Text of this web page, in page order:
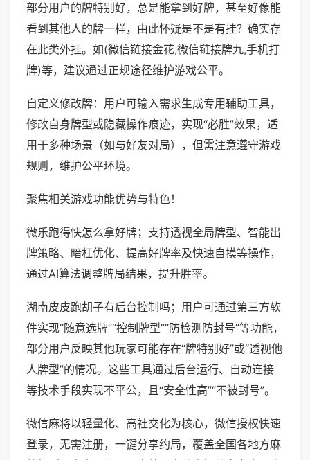
部分用户的牌特别好，总是能拿到好牌，甚至好像能
看到其他人的牌一样，由此怀疑是不是有挂？确实存
在此类外挂。如(微信链接金花,微信链接牌九,手机打
牌)等，建议通过正规途径维护游戏公平。
自定义修改牌：用户可输入需求生成专用辅助工具，
修改自身牌型或隐藏操作痕迹，实现“必胜”效果，适
用于多种场景（如与好友对局），但需注意遵守游戏
规则，维护公平环境。
聚焦相关游戏功能优势与特色！
微乐跑得快怎么拿好牌；支持透视全局牌型、智能出
牌策略、暗杠优化、提高好牌率及快速自摸等操作，
通过AI算法调整牌局结果，提升胜率。
湖南皮皮跑胡子有后台控制吗；用户可通过第三方软
件实现“随意选牌”“控制牌型”“防检测防封号”等功能，
部分用户反映其他玩家可能存在“牌特别好”或“透视他
人牌型”的情况。这些工具通过后台运行、自动连接
等技术手段实现不平公，且“安全性高”“不被封号”。
微信麻将以轻量化、高社交化为核心，微信授权快速
登录，无需注册，一键分享约局，覆盖全国各地方麻